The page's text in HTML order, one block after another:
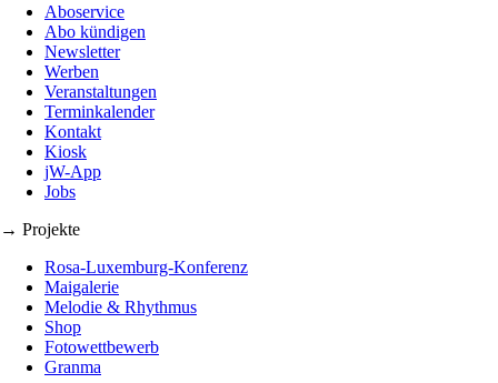
Aboservice
Abo kündigen
Newsletter
Werben
Veranstaltungen
Terminkalender
Kontakt
Kiosk
jW-App
Jobs
→ Projekte
Rosa-Luxemburg-Konferenz
Maigalerie
Melodie & Rhythmus
Shop
Fotowettbewerb
Granma